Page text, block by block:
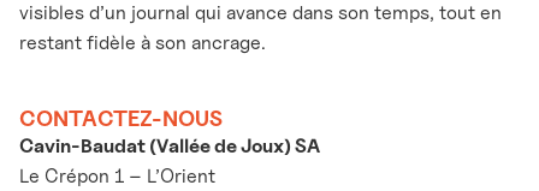
visibles d’un journal qui avance dans son temps, tout en
restant fidèle à son ancrage.
CONTACTEZ-NOUS
Cavin-Baudat (Vallée de Joux) SA
Le Crépon 1 – L’Orient